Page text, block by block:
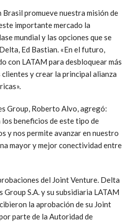
Brasil promueve nuestra misión de
importante mercado la
mundial y las opciones que se
Ed Bastian. «En el futuro,
con LATAM para desbloquear más
y crear la principal alianza
Group, Roberto Alvo, agregó:
beneficios de este tipo de
y nos permite avanzar en nuestro
mayor y mejor conectividad entre
del Joint Venture. Delta
S.A. y su subsidiaria LATAM
la aprobación de su Joint
parte de la Autoridad de